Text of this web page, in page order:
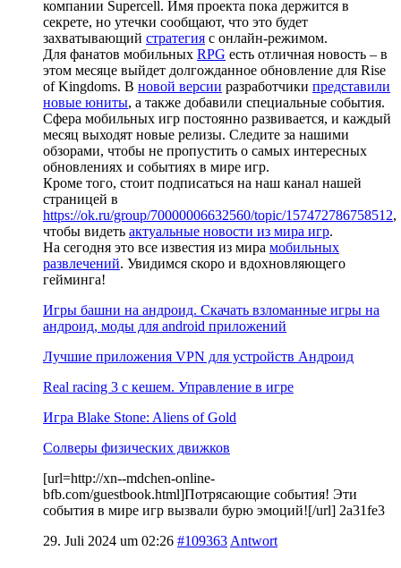
компании Supercell. Имя проекта пока держится в
секрете, но утечки сообщают, что это будет
захватывающий стратегия с онлайн-режимом.
Для фанатов мобильных RPG есть отличная новость – в
этом месяце выйдет долгожданное обновление для Rise
of Kingdoms. В новой версии разработчики представили
новые юниты, а также добавили специальные события.
Сфера мобильных игр постоянно развивается, и каждый
месяц выходят новые релизы. Следите за нашими
обзорами, чтобы не пропустить о самых интересных
обновлениях и событиях в мире игр.
Кроме того, стоит подписаться на наш канал нашей
страницей в
https://ok.ru/group/70000006632560/topic/157472786758512,
чтобы видеть актуальные новости из мира игр.
На сегодня это все известия из мира мобильных
развлечений. Увидимся скоро и вдохновляющего
гейминга!
Игры башни на андроид. Скачать взломанные игры на
андроид, моды для android приложений
Лучшие приложения VPN для устройств Андроид
Real racing 3 c кешем. Управление в игре
Игра Blake Stone: Aliens of Gold
Солверы физических движков
[url=http://xn--mdchen-online-
bfb.com/guestbook.html]Потрясающие события! Эти
события в мире игр вызвали бурю эмоций![/url] 2a31fe3
29. Juli 2024 um 02:26 #109363 Antwort